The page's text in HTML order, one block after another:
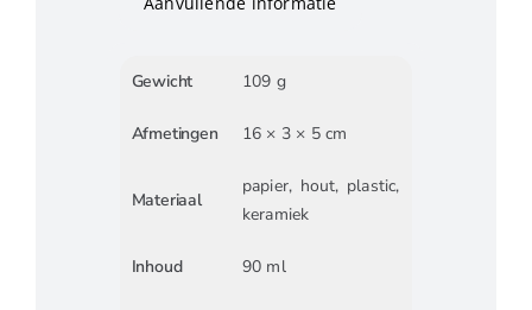
Gewicht 109 g
Afmetingen 16 × 3 × 5 cm
Materiaal
papier, hout, plastic,
keramiek
Inhoud 90 ml